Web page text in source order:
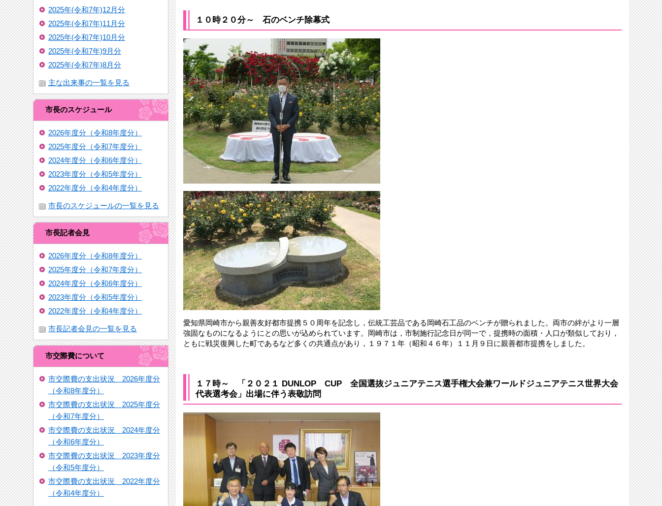
2025年(令和7年)12月分
2025年(令和7年)11月分
2025年(令和7年)10月分
2025年(令和7年)9月分
2025年(令和7年)8月分
主な出来事の一覧を見る
市長のスケジュール
2026年度分（令和8年度分）
2025年度分（令和7年度分）
2024年度分（令和6年度分）
2023年度分（令和5年度分）
2022年度分（令和4年度分）
市長のスケジュールの一覧を見る
市長記者会見
2026年度分（令和8年度分）
2025年度分（令和7年度分）
2024年度分（令和6年度分）
2023年度分（令和5年度分）
2022年度分（令和4年度分）
市長記者会見の一覧を見る
市交際費について
市交際費の支出状況 2026年度分
（令和8年度分）
市交際費の支出状況 2025年度分
（令和7年度分）
市交際費の支出状況 2024年度分
（令和6年度分）
市交際費の支出状況 2023年度分
（令和5年度分）
市交際費の支出状況 2022年度分
（令和4年度分）
１０時２０分～ 石のベンチ除幕式
愛知県岡崎市から親善友好都市提携５０周年を記念し，伝統工芸品である岡崎石工品のベンチが贈られました。両市の絆がより一層
強固なものになるようにとの思いが込められています。岡崎市は，市制施行記念日が同一で，提携時の面積・人口が類似しており，
ともに戦災復興した町であるなど多くの共通点があり，１９７１年（昭和４６年）１１月９日に親善都市提携をしました。
１７時～ 「２０２１ DUNLOP CUP 全国選抜ジュニアテニス選手権大会兼ワールドジュニアテニス世界大会
代表選考会」出場に伴う表敬訪問